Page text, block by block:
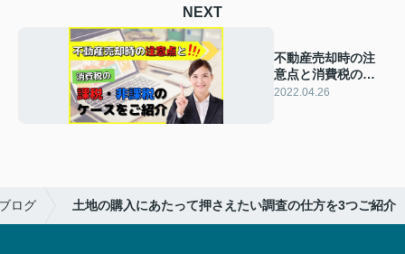
NEXT
不動産売却時の注
意点と消費税の課
税・非課税のケー
2022.04.26
ログ 土地の購入にあたって押さえたい調査の仕方を3つご紹介